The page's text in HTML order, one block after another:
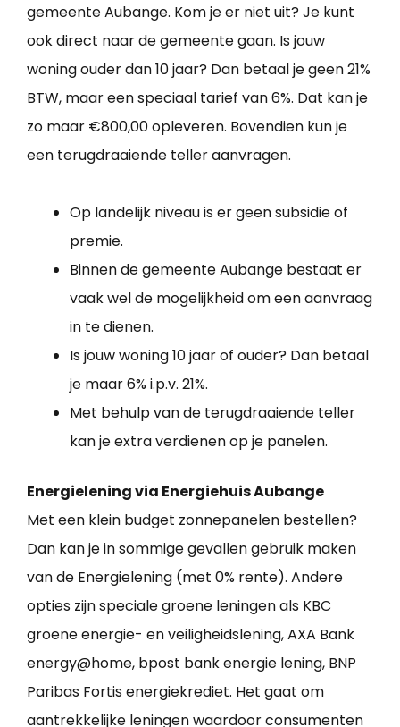
gemeente Aubange. Kom je er niet uit? Je kunt
ook direct naar de gemeente gaan. Is jouw
woning ouder dan 10 jaar? Dan betaal je geen 21%
BTW, maar een speciaal tarief van 6%. Dat kan je
zo maar €800,00 opleveren. Bovendien kun je
een terugdraaiende teller aanvragen.
Op landelijk niveau is er geen subsidie of
premie.
Binnen de gemeente Aubange bestaat er
vaak wel de mogelijkheid om een aanvraag
in te dienen.
Is jouw woning 10 jaar of ouder? Dan betaal
je maar 6% i.p.v. 21%.
Met behulp van de terugdraaiende teller
kan je extra verdienen op je panelen.
Energielening via Energiehuis Aubange
Met een klein budget zonnepanelen bestellen?
Dan kan je in sommige gevallen gebruik maken
van de Energielening (met 0% rente). Andere
opties zijn speciale groene leningen als KBC
groene energie- en veiligheidslening, AXA Bank
energy@home, bpost bank energie lening, BNP
Paribas Fortis energiekrediet. Het gaat om
aantrekkelijke leningen waardoor consumenten